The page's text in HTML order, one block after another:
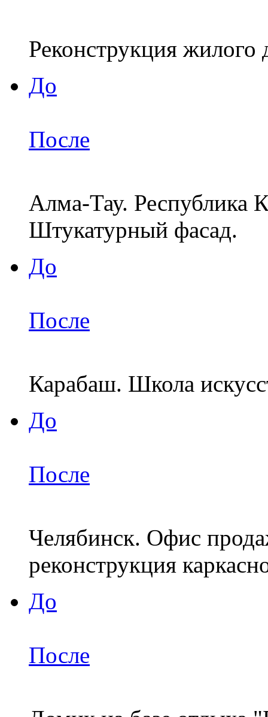
Реконструкция жилого
До
После
Алма-Тау. Республика
Штукатурный фасад.
До
После
Карабаш. Школа
До
После
Челябинск. Офис
реконструкция
До
После